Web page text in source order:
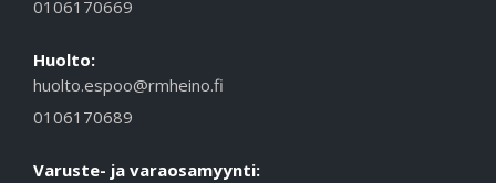
0106170669
Huolto:
huolto.espoo@rmheino.fi
0106170689
Varuste- ja varaosamyynti: